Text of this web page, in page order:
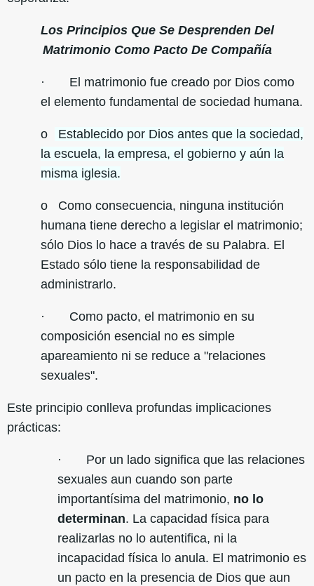
Los Principios Que Se Desprenden Del
Matrimonio Como Pacto De Compañía
· El matrimonio fue creado por Dios como
el elemento fundamental de sociedad humana.
o
Establecido por Dios antes que la sociedad,
la escuela, la empresa, el gobierno y aún la
misma iglesia.
o Como consecuencia, ninguna institución
humana tiene derecho a legislar el matrimonio;
sólo Dios lo hace a través de su Palabra. El
Estado sólo tiene la responsabilidad de
administrarlo.
· Como pacto, el matrimonio en su
composición esencial no es simple
apareamiento ni se reduce a "relaciones
sexuales".
Este principio conlleva profundas implicaciones
prácticas:
· Por un lado significa que las relaciones
sexuales aun cuando son parte
importantísima del matrimonio, no lo
determinan. La capacidad física para
realizarlas no lo autentifica, ni la
incapacidad física lo anula. El matrimonio es
un pacto en la presencia de Dios que aun